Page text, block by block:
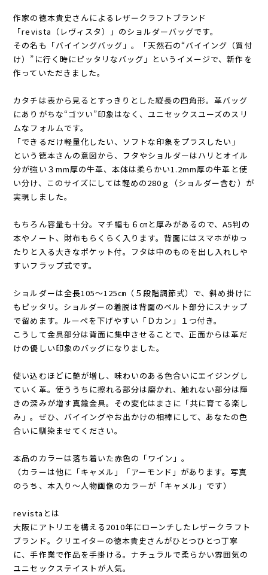
作家の徳本貴史さんによるレザークラフトブランド
「revista（レヴィスタ）」のショルダーバッグです。
その名も「バイイングバッグ」。「天然石の“バイイング（買付
け）”に行く時にピッタリなバッグ」というイメージで、新作を
作っていただきました。
カタチは表から見るとすっきりとした縦長の四角形。革バッグ
にありがちな“ゴツい”印象はなく、ユニセックスユーズのスリ
ムなフォルムです。
「できるだけ軽量化したい、ソフトな印象をプラスしたい」
という徳本さんの意図から、フタやショルダーはハリとオイル
分が強い３mm厚の牛革、本体は柔らかい1.2mm厚の牛革と使
い分け、このサイズにしては軽めの280ｇ（ショルダー含む）が
実現しました。
もちろん容量も十分。マチ幅も６㎝と厚みがあるので、A5判の
本やノート、財布もらくらく入ります。背面にはスマホがゆっ
たりと入る大きなポケット付。フタは中のものを出し入れしや
すいフラップ式です。
ショルダーは全長105～125㎝（５段階調節式）で、斜め掛けに
もピッタリ。ショルダーの着脱は背面のベルト部分にスナップ
で留めます。ルーペを下げやすい「Ｄカン」１つ付き。
こうして金具部分は背面に集中させることで、正面からは革だ
けの優しい印象のバッグになりました。
使い込むほどに艶が増し、味わいのある色合いにエイジングし
ていく革。使ううちに擦れる部分は磨かれ、触れない部分は輝
きの深みが増す真鍮金具。その変化はまさに「共に育てる楽し
み」。ぜひ、バイイングやお出かけの相棒にして、あなたの色
合いに馴染ませてください。
本品のカラーは落ち着いた赤色の「ワイン」。
（カラーは他に「キャメル」「アーモンド」があります。写真
のうち、本入り～人物画像のカラーが「キャメル」です）
revistaとは――――――
大阪にアトリエを構える2010年にローンチしたレザークラフト
ブランド。クリエイターの徳本貴史さんがひとつひとつ丁寧
に、手作業で作品を手掛ける。ナチュラルで柔らかい雰囲気の
ユニセックステイストが人気。